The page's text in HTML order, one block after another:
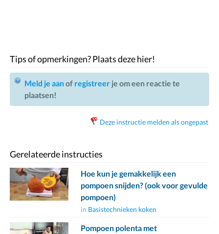
Tips of opmerkingen? Plaats deze hier!
Meld je aanof registreer je om een reactie te
plaatsen!
Deze instructie melden als ongepast
Gerelateerde instructies
Hoe kun je gemakkelijk een
pompoen snijden? (ook voor gevulde
pompoen)
in Basistechnieken koken
Pompoen polenta met